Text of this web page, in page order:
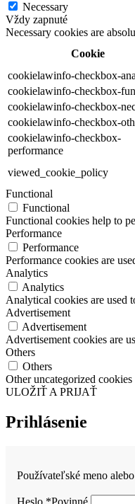
Necessary
Vždy zapnuté
Necessary cookies are
Cookie
cookielawinfo-checkbox-
cookielawinfo-checkbox-
cookielawinfo-checkbox-
cookielawinfo-checkbox-
cookielawinfo-checkbox-
performance
viewed_cookie_policy
Functional
Functional
Functional cookies help to
Performance
Performance
Performance cookies are
Analytics
Analytics
Analytical cookies are used
Advertisement
Advertisement
Advertisement cookies are
Others
Others
Other uncategorized
ULOŽIŤ A PRIJAŤ
Prihlásenie
Používateľské meno